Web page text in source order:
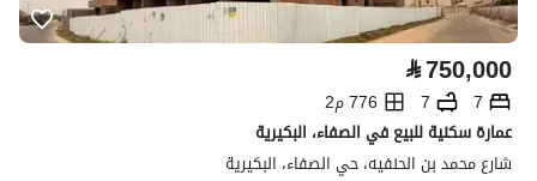
⃁750,000
7
7
776 م2
عمارة سكنية للبيع في الصفاء، البكيرية
شارع محمد بن الحنفيه، حي الصفاء، البكيرية